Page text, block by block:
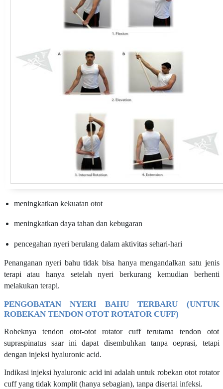
meningkatkan kekuatan otot
meningkatkan daya tahan dan kebugaran
pencegahan nyeri berulang dalam aktivitas sehari-hari
Penanganan nyeri bahu tidak bisa hanya mengandalkan satu jenis
terapi atau hanya setelah nyeri berkurang kemudian berhenti
melakukan terapi.
PENGOBATAN NYERI BAHU TERBARU (UNTUK
ROBEKAN TENDON OTOT ROTATOR CUFF)
Robeknya tendon otot-otot rotator cuff terutama tendon otot
supraspinatus saar ini dapat disembuhkan tanpa oeprasi, tetapi
dengan injeksi hyaluronic acid.
Indikasi injeksi hyaluronic acid ini adalah untuk robekan otot rotator
cuff yang tidak komplit (hanya sebagian), tanpa disertai infeksi.